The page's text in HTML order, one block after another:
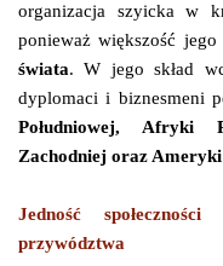
organizacja szyicka w
ponieważ większość
świata. W jego skład
dyplomaci i biznesmeni
Południowej, Afryki
Zachodniej oraz Ameryki
Jedność
przywództwa